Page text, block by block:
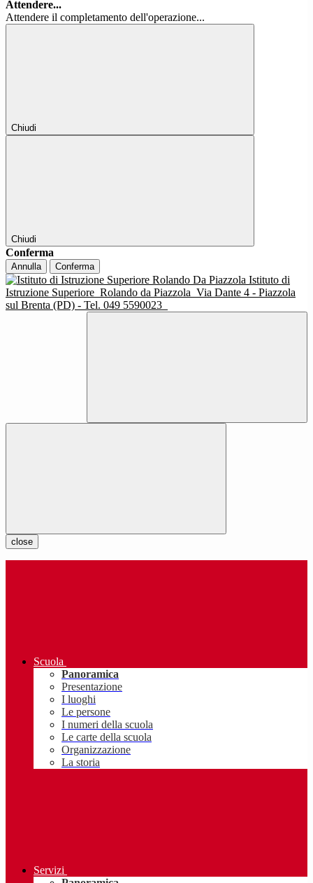
Attendere...
Attendere il completamento dell'operazione...
Chiudi
Chiudi
Conferma
Annulla Conferma
Istituto di
Istruzione Superiore Rolando da Piazzola Via Dante 4 - Piazzola
sul Brenta (PD) - Tel. 049 5590023
close
Scuola
Panoramica
Presentazione
I luoghi
Le persone
I numeri della scuola
Le carte della scuola
Organizzazione
La storia
Servizi